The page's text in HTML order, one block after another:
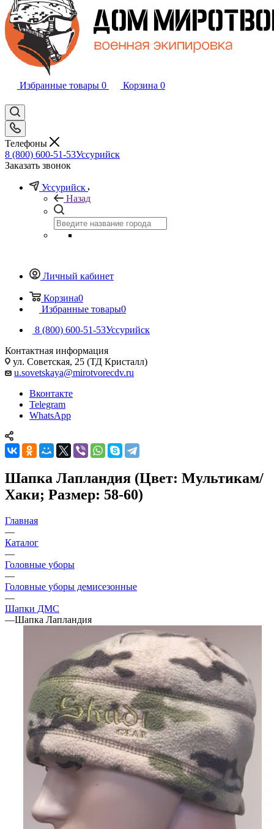
Избранные товары 0 Корзина 0
Телефоны
8 (800) 600-51-53Уссурийск
Заказать звонок
Уссурийск
Назад
Личный кабинет
Корзина0
Избранные товары0
8 (800) 600-51-53Уссурийск
Контактная информация
ул. Советская, 25 (ТД Кристалл)
u.sovetskaya@mirotvorecdv.ru
Вконтакте
Telegram
WhatsApp
Шапка Лапландия (Цвет: Мультикам/
Хаки; Размер: 58-60)
Главная
—
Каталог
—
Головные уборы
—
Головные уборы демисезонные
—
Шапки ДМС
—Шапка Лапландия